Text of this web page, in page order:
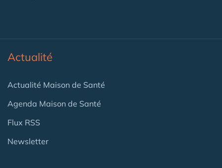
Actualité
Actualité Maison de Santé
Agenda Maison de Santé
Flux RSS
Newsletter